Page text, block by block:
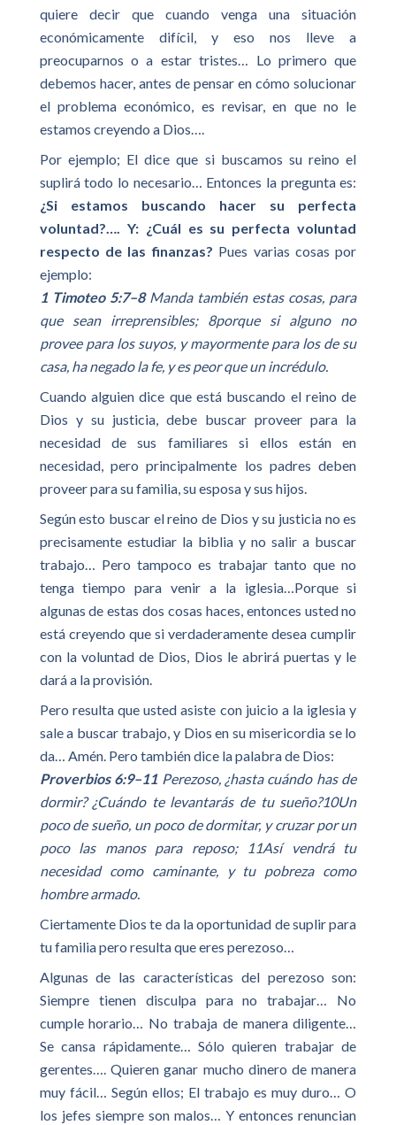
quiere decir que cuando venga una situación
económicamente difícil, y eso nos lleve a
preocuparnos o a estar tristes… Lo primero que
debemos hacer, antes de pensar en cómo solucionar
el problema económico, es revisar, en que no le
estamos creyendo a Dios….
Por ejemplo; El dice que si buscamos su reino el
suplirá todo lo necesario… Entonces la pregunta es:
¿Si estamos buscando hacer su perfecta
voluntad?…. Y: ¿Cuál es su perfecta voluntad
respecto de las finanzas? Pues varias cosas por
ejemplo:
1 Timoteo 5:7–8 Manda también estas cosas, para
que sean irreprensibles; 8porque si alguno no
provee para los suyos, y mayormente para los de su
casa, ha negado la fe, y es peor que un incrédulo.
Cuando alguien dice que está buscando el reino de
Dios y su justicia, debe buscar proveer para la
necesidad de sus familiares si ellos están en
necesidad, pero principalmente los padres deben
proveer para su familia, su esposa y sus hijos.
Según esto buscar el reino de Dios y su justicia no es
precisamente estudiar la biblia y no salir a buscar
trabajo… Pero tampoco es trabajar tanto que no
tenga tiempo para venir a la iglesia…Porque si
algunas de estas dos cosas haces, entonces usted no
está creyendo que si verdaderamente desea cumplir
con la voluntad de Dios, Dios le abrirá puertas y le
dará a la provisión.
Pero resulta que usted asiste con juicio a la iglesia y
sale a buscar trabajo, y Dios en su misericordia se lo
da… Amén. Pero también dice la palabra de Dios:
Proverbios 6:9–11 Perezoso, ¿hasta cuándo has de
dormir? ¿Cuándo te levantarás de tu sueño?10Un
poco de sueño, un poco de dormitar, y cruzar por un
poco las manos para reposo; 11Así vendrá tu
necesidad como caminante, y tu pobreza como
hombre armado.
Ciertamente Dios te da la oportunidad de suplir para
tu familia pero resulta que eres perezoso…
Algunas de las características del perezoso son:
Siempre tienen disculpa para no trabajar… No
cumple horario… No trabaja de manera diligente…
Se cansa rápidamente… Sólo quieren trabajar de
gerentes…. Quieren ganar mucho dinero de manera
muy fácil… Según ellos; El trabajo es muy duro… O
los jefes siempre son malos… Y entonces renuncian